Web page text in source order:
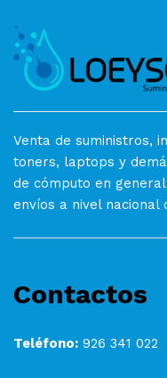
Venta de suministros,
toners, laptops y
de cómputo en
envíos a nivel nacional
Contactos
Teléfono: 926 341 022